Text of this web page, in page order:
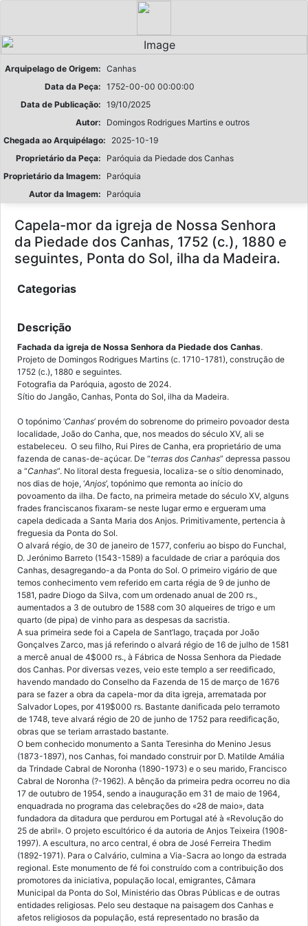
Arquipelago de Origem: Canhas
Data da Peça: 1752-00-00 00:00:00
Data de Publicação: 19/10/2025
Autor:
Domingos Rodrigues Martins e outros
Chegada ao Arquipélago:
2025-10-19
Proprietário da Peça:
Paróquia da Piedade dos Canhas
Proprietário da Imagem:
Paróquia
Autor da Imagem:
Paróquia
Capela-mor da igreja de Nossa Senhora
da Piedade dos Canhas, 1752 (c.), 1880 e
seguintes, Ponta do Sol, ilha da Madeira.
Categorias
Descrição
Fachada da igreja de Nossa Senhora da Piedade dos Canhas.
Projeto de Domingos Rodrigues Martins (c. 1710-1781), construção de
1752 (c.), 1880 e seguintes.
Fotografia da Paróquia, agosto de 2024.
Sítio do Jangão, Canhas, Ponta do Sol, ilha da Madeira.
O topónimo ‘Canhas’ provém do sobrenome do primeiro povoador desta
localidade, João do Canha, que, nos meados do século XV, ali se
estabeleceu. O seu filho, Rui Pires de Canha, era proprietário de uma
fazenda de canas-de-açúcar. De “terras dos Canhas” depressa passou
a “Canhas”. No litoral desta freguesia, localiza-se o sítio denominado,
nos dias de hoje, ‘Anjos’, topónimo que remonta ao início do
povoamento da ilha. De facto, na primeira metade do século XV, alguns
frades franciscanos fixaram-se neste lugar ermo e ergueram uma
capela dedicada a Santa Maria dos Anjos. Primitivamente, pertencia à
freguesia da Ponta do Sol.
O alvará régio, de 30 de janeiro de 1577, conferiu ao bispo do Funchal,
D. Jerónimo Barreto (1543-1589) a faculdade de criar a paróquia dos
Canhas, desagregando-a da Ponta do Sol. O primeiro vigário de que
temos conhecimento vem referido em carta régia de 9 de junho de
1581, padre Diogo da Silva, com um ordenado anual de 200 rs.,
aumentados a 3 de outubro de 1588 com 30 alqueires de trigo e um
quarto (de pipa) de vinho para as despesas da sacristia.
A sua primeira sede foi a Capela de Sant’Iago, traçada por João
Gonçalves Zarco, mas já referindo o alvará régio de 16 de julho de 1581
a mercê anual de 4$000 rs., à Fábrica de Nossa Senhora da Piedade
dos Canhas. Por diversas vezes, veio este templo a ser reedificado,
havendo mandado do Conselho da Fazenda de 15 de março de 1676
para se fazer a obra da capela-mor da dita igreja, arrematada por
Salvador Lopes, por 419$000 rs. Bastante danificada pelo terramoto
de 1748, teve alvará régio de 20 de junho de 1752 para reedificação,
obras que se teriam arrastado bastante.
O bem conhecido monumento a Santa Teresinha do Menino Jesus
(1873-1897), nos Canhas, foi mandado construir por D. Matilde Amália
da Trindade Cabral de Noronha (1890-1973) e o seu marido, Francisco
Cabral de Noronha (?-1962). A bênção da primeira pedra ocorreu no dia
17 de outubro de 1954, sendo a inauguração em 31 de maio de 1964,
enquadrada no programa das celebrações do «28 de maio», data
fundadora da ditadura que perdurou em Portugal até à «Revolução do
25 de abril». O projeto escultórico é da autoria de Anjos Teixeira (1908-
1997). A escultura, no arco central, é obra de José Ferreira Thedim
(1892-1971). Para o Calvário, culmina a Via-Sacra ao longo da estrada
regional. Este monumento de fé foi construído com a contribuição dos
promotores da iniciativa, população local, emigrantes, Câmara
Municipal da Ponta do Sol, Ministério das Obras Públicas e de outras
entidades religiosas. Pelo seu destaque na paisagem dos Canhas e
afetos religiosos da população, está representado no brasão da